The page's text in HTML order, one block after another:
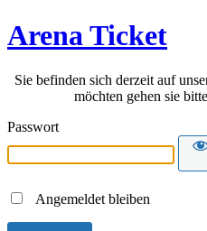
Arena Ticket
Sie befinden sich derzeit auf
möchten gehen sie
Passwort
Angemeldet bleiben